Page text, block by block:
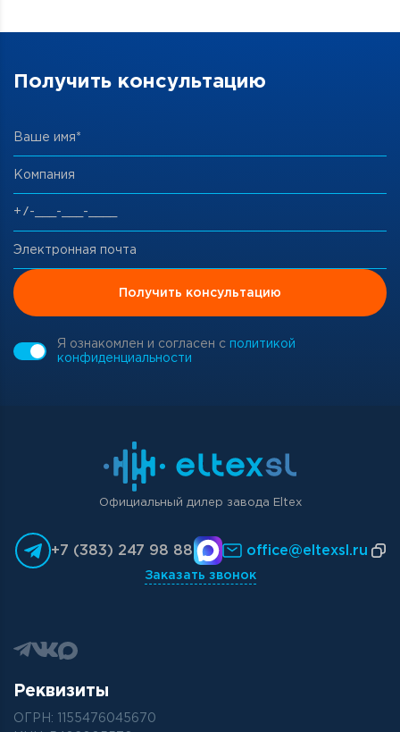
Получить консультацию
Ваше имя*
Компания
Электронная почта
Получить консультацию
Я ознакомлен и согласен с политикой
конфиденциальности
Официальный дилер завода Eltex
+7 (383) 247 98 88
Заказать звонок
office@eltexsl.ru
Реквизиты
ОГРН: 1155476045670